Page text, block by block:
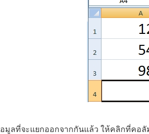
มูลที่จะแยกออกจากกันแล้ว ให้คลิกที่คอ